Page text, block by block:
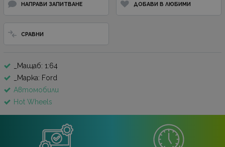
НАПРАВИ ЗАПИТВАНЕ ДОБАВИ В ЛЮБИМИ
СРАВНИ
_Мащаб: 1:64
_Марка: Ford
Автомобили
Hot Wheels